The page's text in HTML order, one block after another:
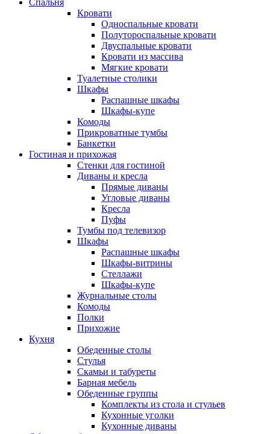
Спальня
Кровати
Односпальные кровати
Полутороспальные кровати
Двуспальные кровати
Кровати из массива
Мягкие кровати
Туалетные столики
Шкафы
Распашные шкафы
Шкафы-купе
Комоды
Прикроватные тумбы
Банкетки
Гостиная и прихожая
Стенки для гостиной
Диваны и кресла
Прямые диваны
Угловые диваны
Кресла
Пуфы
Тумбы под телевизор
Шкафы
Распашные шкафы
Шкафы-витрины
Стеллажи
Шкафы-купе
Журнальные столы
Комоды
Полки
Прихожие
Кухня
Обеденные столы
Стулья
Скамьи и табуреты
Барная мебель
Обеденные группы
Комплекты из стола и стульев
Кухонные уголки
Кухонные диваны